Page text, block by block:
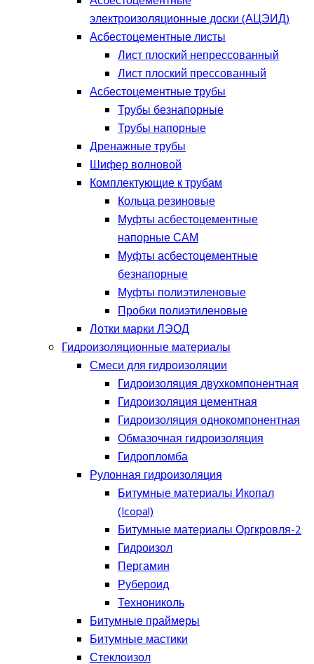
электроизоляционные доски (АЦЭИД)
Асбестоцементные листы
Лист плоский непрессованный
Лист плоский прессованный
Асбестоцементные трубы
Трубы безнапорные
Трубы напорные
Дренажные трубы
Шифер волновой
Комплектующие к трубам
Кольца резиновые
Муфты асбестоцементные
напорные САМ
Муфты асбестоцементные
безнапорные
Муфты полиэтиленовые
Пробки полиэтиленовые
Лотки марки ЛЭОД
Гидроизоляционные материалы
Смеси для гидроизоляции
Гидроизоляция двухкомпонентная
Гидроизоляция цементная
Гидроизоляция однокомпонентная
Обмазочная гидроизоляция
Гидропломба
Рулонная гидроизоляция
Битумные материалы Икопал
(Icopal)
Битумные материалы Оргкровля-2
Гидроизол
Пергамин
Рубероид
Технониколь
Битумные праймеры
Битумные мастики
Стеклоизол